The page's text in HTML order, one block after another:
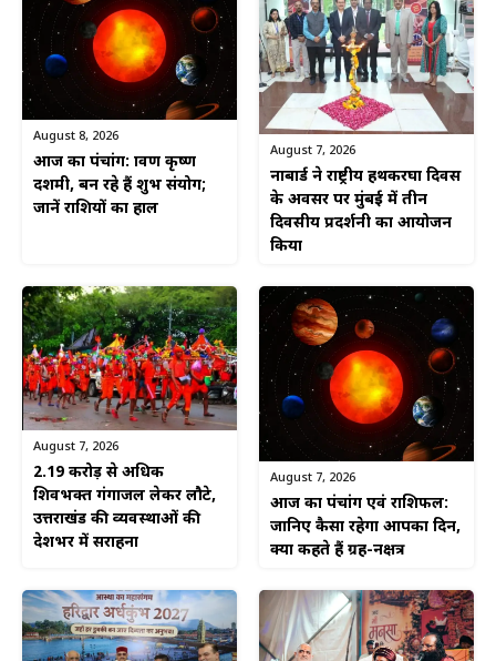
August 8, 2026
आज का पंचांग: श्रावण कृष्ण
दशमी, बन रहे हैं शुभ संयोग;
जानें राशियों का हाल
August 7, 2026
नाबार्ड ने राष्ट्रीय हथकरघा दिवस
के अवसर पर मुंबई में तीन
दिवसीय प्रदर्शनी का आयोजन
किया
August 7, 2026
2.19 करोड़ से अधिक
शिवभक्त गंगाजल लेकर लौटे,
उत्तराखंड की व्यवस्थाओं की
देशभर में सराहना
August 7, 2026
आज का पंचांग एवं राशिफल:
जानिए कैसा रहेगा आपका दिन,
क्या कहते हैं ग्रह-नक्षत्र